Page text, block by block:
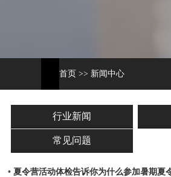
首页 >> 新闻中心
行业新闻
常见问题
•夏令营活动体检告诉你为什么参加暑期夏